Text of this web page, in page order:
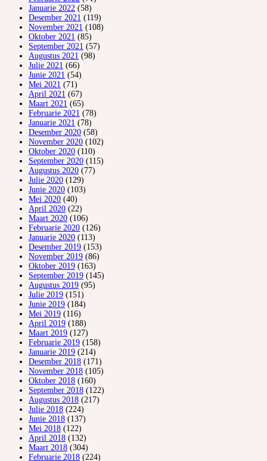
Januarie 2022 (58)
Desember 2021 (119)
November 2021 (108)
Oktober 2021 (85)
September 2021 (57)
Augustus 2021 (98)
Julie 2021 (66)
Junie 2021 (54)
Mei 2021 (71)
April 2021 (67)
Maart 2021 (65)
Februarie 2021 (78)
Januarie 2021 (78)
Desember 2020 (58)
November 2020 (102)
Oktober 2020 (110)
September 2020 (115)
Augustus 2020 (77)
Julie 2020 (129)
Junie 2020 (103)
Mei 2020 (40)
April 2020 (22)
Maart 2020 (106)
Februarie 2020 (126)
Januarie 2020 (113)
Desember 2019 (153)
November 2019 (86)
Oktober 2019 (163)
September 2019 (145)
Augustus 2019 (95)
Julie 2019 (151)
Junie 2019 (184)
Mei 2019 (116)
April 2019 (188)
Maart 2019 (127)
Februarie 2019 (158)
Januarie 2019 (214)
Desember 2018 (171)
November 2018 (105)
Oktober 2018 (160)
September 2018 (122)
Augustus 2018 (217)
Julie 2018 (224)
Junie 2018 (137)
Mei 2018 (122)
April 2018 (132)
Maart 2018 (304)
Februarie 2018 (224)